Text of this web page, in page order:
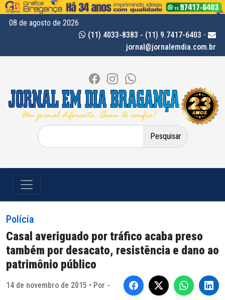
08 de agosto de 2026
(11) 4033-8383 - (11) 9.7417-6403 -
jornal@jornalemdia.com.br
Pesquisar
por:
Polícia
Casal averiguado por tráfico acaba preso
também por desacato, resistência e dano ao
patrimônio público
14 de novembro de 2015 • Por -